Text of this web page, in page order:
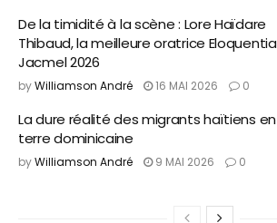
De la timidité à la scène : Lore Haïdare
Thibaud, la meilleure oratrice Eloquentia
Jacmel 2026
byWilliamson André 16 MAI 2026 0
La dure réalité des migrants haïtiens en
terre dominicaine
byWilliamson André 9 MAI 2026 0